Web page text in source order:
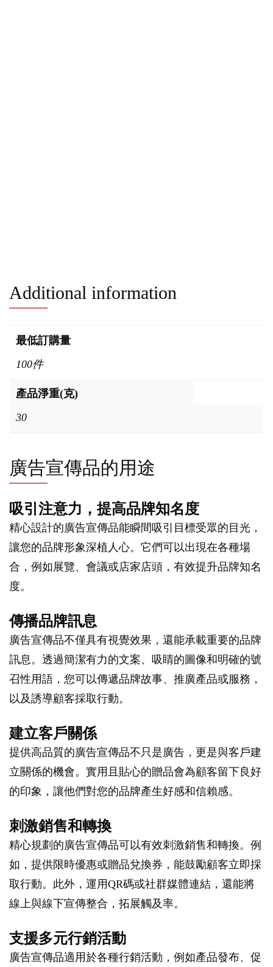
Additional information
最低訂購量
100件
產品淨重(克)
30
廣告宣傳品的用途
吸引注意力，提高品牌知名度
精心設計的廣告宣傳品能瞬間吸引目標受眾的目光，
讓您的品牌形象深植人心。它們可以出現在各種場
合，例如展覽、會議或店家店頭，有效提升品牌知名
度。
傳播品牌訊息
廣告宣傳品不僅具有視覺效果，還能承載重要的品牌
訊息。透過簡潔有力的文案、吸睛的圖像和明確的號
召性用語，您可以傳遞品牌故事、推廣產品或服務，
以及誘導顧客採取行動。
建立客戶關係
提供高品質的廣告宣傳品不只是廣告，更是與客戶建
立關係的機會。實用且貼心的贈品會為顧客留下良好
的印象，讓他們對您的品牌產生好感和信賴感。
刺激銷售和轉換
精心規劃的廣告宣傳品可以有效刺激銷售和轉換。例
如，提供限時優惠或贈品兌換券，能鼓勵顧客立即採
取行動。此外，運用QR碼或社群媒體連結，還能將
線上與線下宣傳整合，拓展觸及率。
支援多元行銷活動
廣告宣傳品適用於各種行銷活動，例如產品發布、促